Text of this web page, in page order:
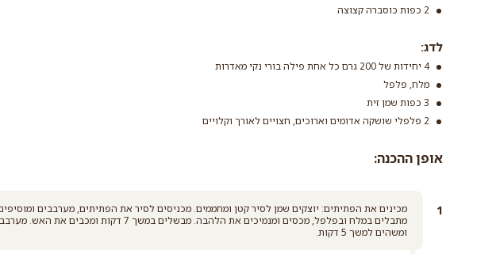
2 כפות כוסברה קצוצה
לדג:
4 יחידות של 200 גרם כל אחת פילה בורי נקי מאדרות
מלח, פלפל
3 כפות שמן זית
2 פלפלי שושקה אדומים וארוכים, חצויים לאורך וקלויים
אופן ההכנה:
מכינים את הפתיתים: יוצקים שמן לסיר קטן ומחממים. מכניסים לסיר את הפתיתים, מערבבים
מתבלים במלח ובפלפל, מכסים ומנמיכים את הלהבה. מבשלים
ומשהים למשך 5 דקות.